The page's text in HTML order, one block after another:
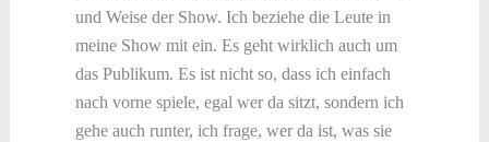
und Weise der Show. Ich beziehe die Leute in
meine Show mit ein. Es geht wirklich auch um
das Publikum. Es ist nicht so, dass ich einfach
nach vorne spiele, egal wer da sitzt, sondern ich
gehe auch runter, ich frage, wer da ist, was sie